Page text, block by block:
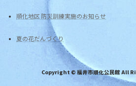
順化地区 防災訓練実施のお知らせ
夏の花だんづくり
Copyright © 福井市順化公民館 All